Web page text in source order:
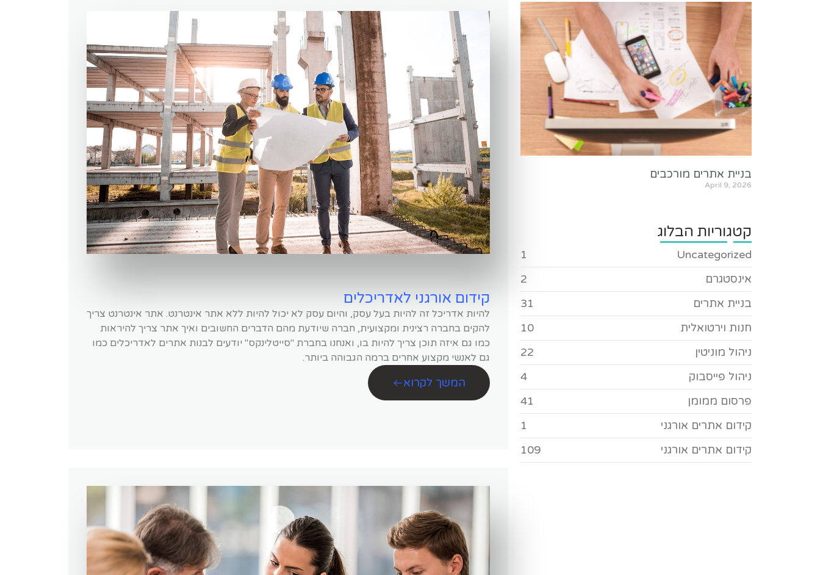
קידום אורגני לאדריכלים
להיות אדריכל זה להיות בעל עסק, והיום עסק לא יכול להיות ללא אתר אינטרנט. אתר אינטרנט צריך
להקים בחברה רצינית ומקצועית, חברה שיודעת מהם הדברים החשובים ואיך אתר צריך להיראות
כמו גם איזה תוכן צריך להיות בו, ואנחנו בחברת "סייטלינקס" יודעים לבנות אתרים לאדריכלים כמו
גם לאנשי מקצוע אחרים ברמה הגבוהה ביותר.
המשך לקרוא
בניית אתרים מורכבים
April 9, 2026
קטגוריות הבלוג
Uncategorized
1
אינסטגרם
2
בניית אתרים
31
חנות וירטואלית
10
ניהול מוניטין
22
ניהול פייסבוק
4
פרסום ממומן
41
קידום אתרים אורגני
1
קידום אתרים אורגני
109